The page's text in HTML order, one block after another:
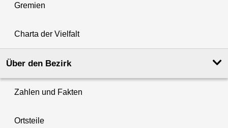
Gremien
Charta der Vielfalt
Über den Bezirk
Zahlen und Fakten
Ortsteile